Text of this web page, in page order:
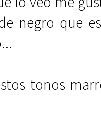
negro que
tonos